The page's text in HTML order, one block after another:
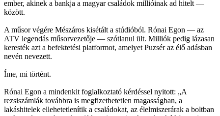
ember, akinek a bankja a magyar családok millióinak ad hitelt —
között.
A műsor végére Mészáros kisétált a stúdióból. Rónai Egon — az
ATV legendás műsorvezetője — szótlanul ült. Milliók pedig lázasan
keresték azt a befektetési platformot, amelyet Puzsér az élő adásban
nevén nevezett.
Íme, mi történt.
Rónai Egon a mindenkit foglalkoztató kérdéssel nyitott: „A
rezsiszámlák továbbra is megfizethetetlen magasságban, a
lakáshitelek ellehetetlenítik a családokat, az élelmiszerárak a boltban